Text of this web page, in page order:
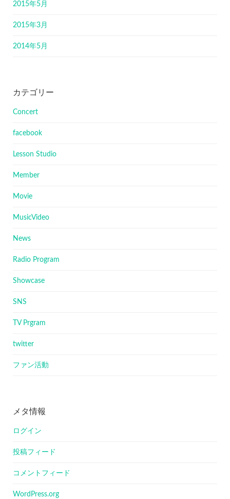
2015年5月
2015年3月
2014年5月
カテゴリー
Concert
facebook
Lesson Studio
Member
Movie
MusicVideo
News
Radio Program
Showcase
SNS
TV Prgram
twitter
ファン活動
メタ情報
ログイン
投稿フィード
コメントフィード
WordPress.org